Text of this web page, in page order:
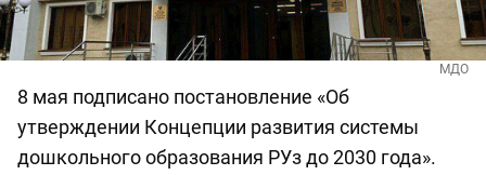
МДО
8 мая подписано постановление «Об
утверждении Концепции развития системы
дошкольного образования РУз до 2030 года».